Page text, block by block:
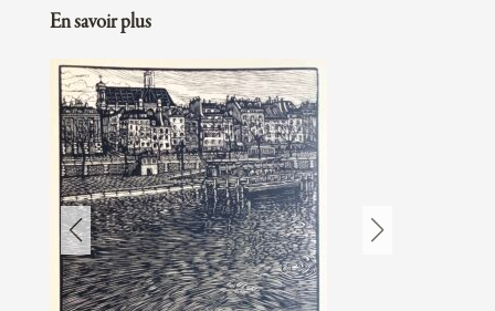
En savoir plus